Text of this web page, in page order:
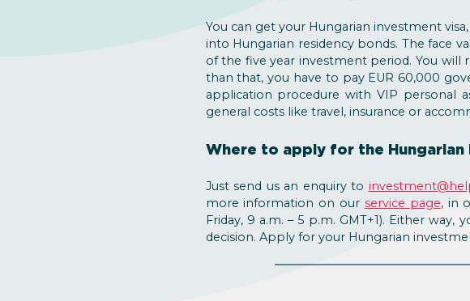
You can get your Hungarian investment
into Hungarian residency bonds. The face
of the five year investment period. You will
than that, you have to pay EUR 60,000
application procedure with VIP personal
general costs like travel, insurance or
Where to apply for the Hungarian
Just send us an enquiry to
more information on our service page, in
Friday, 9 a.m. – 5 p.m. GMT+1). Either
decision. Apply for your Hungarian